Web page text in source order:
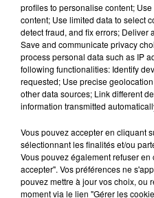
aspergé sa compagne
d'un liquide inflammable.
20 juillet 2026
UNE ADOLESCENTE
OPÉRER DE LA
La famille a porté
reconnu sa
excuses.
profiles to personalise content;
content; Use limited data to select
detect fraud, and fix errors; Deliver
Save and communicate privacy
process personal data such as IP
following functionalities: Identify
requested; Use precise
other data sources; Link different
information transmitted
Vous pouvez accepter en cliquant
sélectionnant les finalités et/ou
Vous pouvez également refuser
accepter". Vos préférences ne
pouvez mettre à jour vos choix, ou
moment via le lien "Gérer les